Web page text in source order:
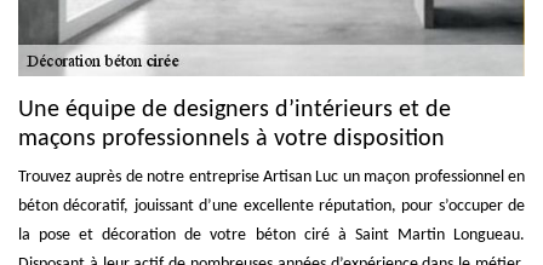
Une équipe de designers d’intérieurs et de
maçons professionnels à votre disposition
Trouvez auprès de notre entreprise Artisan Luc un maçon professionnel en
béton décoratif, jouissant d’une excellente réputation, pour s’occuper de
la pose et décoration de votre béton ciré à Saint Martin Longueau.